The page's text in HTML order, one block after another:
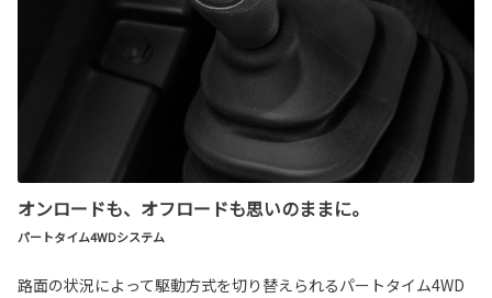
オンロードも、オフロードも思いのままに。
パートタイム4WDシステム
路面の状況によって駆動方式を切り替えられるパートタイム4WD